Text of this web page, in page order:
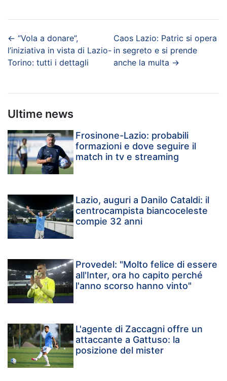
← “Vola a donare”,
l’iniziativa in vista di Lazio-
Torino: tutti i dettagli
Caos Lazio: Patric si opera
in segreto e si prende
anche la multa →
Ultime news
Frosinone-Lazio: probabili
formazioni e dove seguire il
match in tv e streaming
Lazio, auguri a Danilo Cataldi: il
centrocampista biancoceleste
compie 32 anni
Provedel: "Molto felice di essere
all'Inter, ora ho capito perché
l'anno scorso hanno vinto"
L'agente di Zaccagni offre un
attaccante a Gattuso: la
posizione del mister